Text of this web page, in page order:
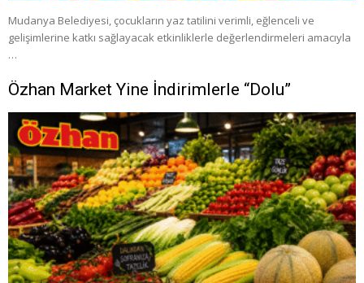
Mudanya Belediyesi, çocukların yaz tatilini verimli, eğlenceli ve
gelişimlerine katkı sağlayacak etkinliklerle değerlendirmeleri amacıyla
…
Özhan Market Yine İndirimlerle “Dolu”